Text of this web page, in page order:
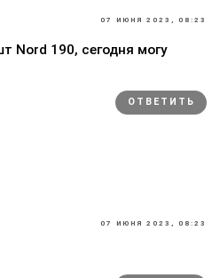
07 ИЮНЯ 2023, 08:23
Nord 190, сегодня могу
ОТВЕТИТЬ
07 ИЮНЯ 2023, 08:23